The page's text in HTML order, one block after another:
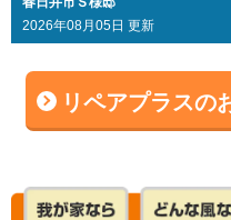
2026年08月05日 更新
リペアプラスの